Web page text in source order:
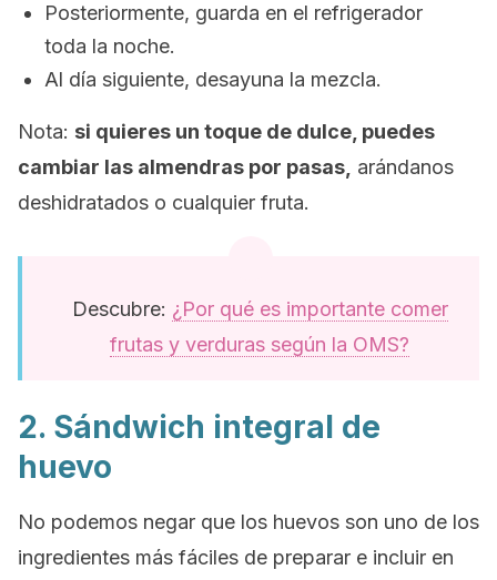
Posteriormente, guarda en el refrigerador
toda la noche.
Al día siguiente, desayuna la mezcla.
Nota: si quieres un toque de dulce, puedes
cambiar las almendras por pasas, arándanos
deshidratados o cualquier fruta.
Descubre: ¿Por qué es importante comer
frutas y verduras según la OMS?
2. Sándwich integral de
huevo
No podemos negar que los huevos son uno de los
ingredientes más fáciles de preparar e incluir en